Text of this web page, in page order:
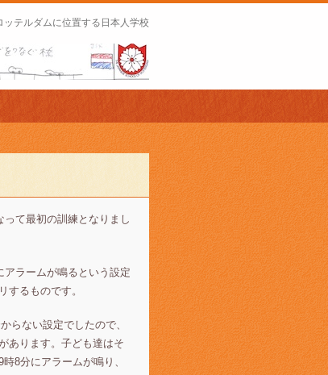
ッテルダムに位置する日本人学校
て最初の訓練となりまし
ラームが鳴るという設定
するものです。
らない設定でしたので、
あります。子ども達はそ
8分にアラームが鳴り、